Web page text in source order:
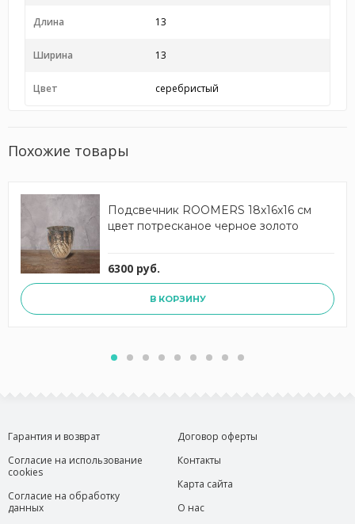
Длина 13
Ширина 13
Цвет серебристый
Похожие товары
Подсвечник ROOMERS 18x16x16 см
цвет потресканое черное золото
6300 руб.
В КОРЗИНУ
Гарантия и возврат
Согласие на использование
cookies
Согласие на обработку
данных
Договор оферты
Контакты
Карта сайта
О нас